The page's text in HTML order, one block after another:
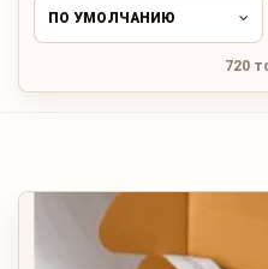
КОШЕЛЬКИ
КАРТХОЛДЕРЫ
ПО УМОЛЧАНИЮ
720